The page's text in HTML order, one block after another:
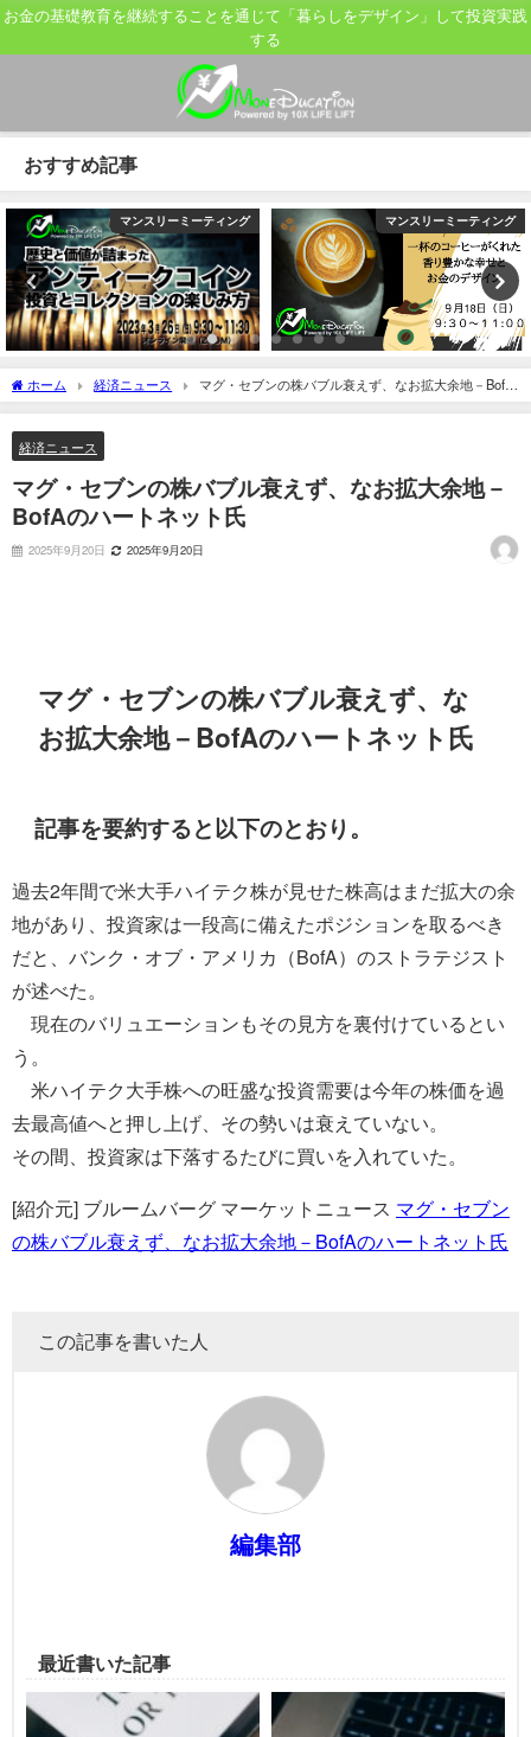
お金の基礎教育を継続することを通じて「暮らしをデザイン」して投資実践
する
おすすめ記事
マンスリーミーティング マンスリーミーティング
ホーム 経済ニュース
マグ・セブンの株バブル衰えず、なお拡大余地－BofA
のハートネット氏
経済ニュース
マグ・セブンの株バブル衰えず、なお拡大余地－
BofAのハートネット氏
2025年9月20日 2025年9月20日
マグ・セブンの株バブル衰えず、な
お拡大余地－BofAのハートネット氏
記事を要約すると以下のとおり。
過去2年間で米大手ハイテク株が見せた株高はまだ拡大の余
地があり、投資家は一段高に備えたポジションを取るべき
だと、バンク・オブ・アメリカ（BofA）のストラテジスト
が述べた。
現在のバリュエーションもその見方を裏付けているとい
う。
米ハイテク大手株への旺盛な投資需要は今年の株価を過
去最高値へと押し上げ、その勢いは衰えていない。
その間、投資家は下落するたびに買いを入れていた。
[紹介元] ブルームバーグ マーケットニュース マグ・セブン
の株バブル衰えず、なお拡大余地－BofAのハートネット氏
この記事を書いた人
編集部
最近書いた記事